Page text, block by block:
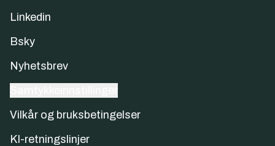
Linkedin
Bsky
Nyhetsbrev
Vilkår og bruksbetingelser
KI-retningslinjer